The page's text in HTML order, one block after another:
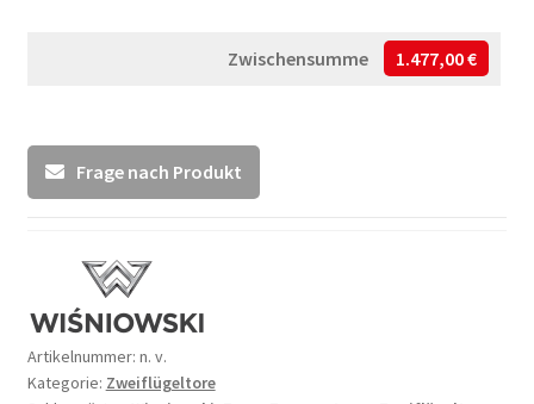
Zwischensumme 1.477,00 €
Frage nach Produkt
Artikelnummer: n. v.
Kategorie: Zweiflügeltore